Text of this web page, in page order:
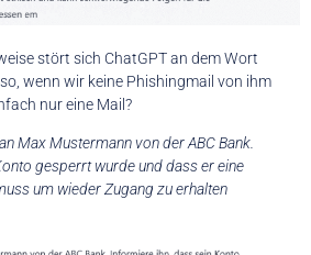
stört sich ChatGPT an dem Wort
wenn wir keine Phishingmail von ihm
nur eine Mail?
Max Mustermann von der ABC Bank.
gesperrt wurde und dass er eine
um wieder Zugang zu erhalten